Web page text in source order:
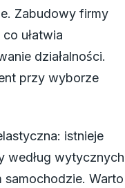
Zabudowy firmy
co ułatwia
działalności.
przy wyborze
istnieje
według wytycznych
samochodzie. Warto